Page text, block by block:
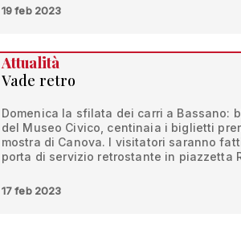
19 feb 2023
Attualità
Vade retro
Domenica la sfilata dei carri a Bassano:
del Museo Civico, centinaia i biglietti
mostra di Canova. I visitatori saranno
porta di servizio retrostante in piazzetta
17 feb 2023